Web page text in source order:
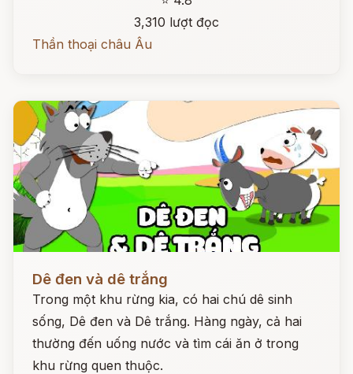
3,310 lượt đọc
Thần thoại châu Âu
Dê đen và dê trắng
Trong một khu rừng kia, có hai chú dê sinh
sống, Dê đen và Dê trắng. Hàng ngày, cả hai
thường đến uống nước và tìm cái ăn ở trong
khu rừng quen thuộc.